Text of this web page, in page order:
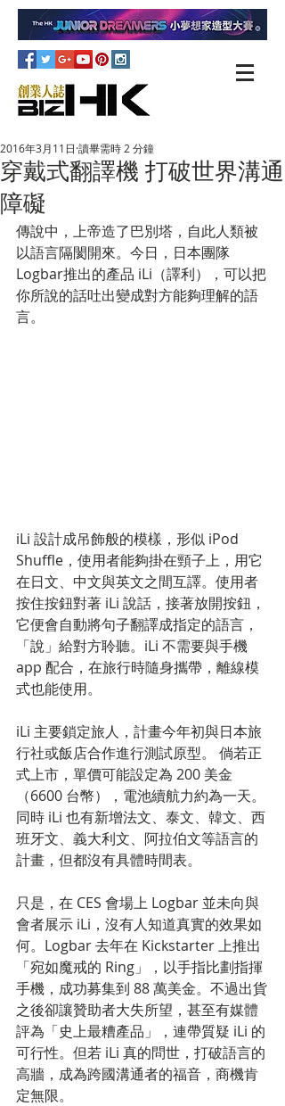
穿戴式翻譯機 打破世界溝通
障礙
2016年3月11日 讀畢需時 2 分鐘
傳說中，上帝造了巴別塔，自此人類被
以語言隔閡開來。今日，日本團隊
Logbar推出的產品 iLi（譯利），可以把
你所說的話吐出變成對方能夠理解的語
言。
iLi 設計成吊飾般的模樣，形似 iPod
Shuffle，使用者能夠掛在頸子上，用它
在日文、中文與英文之間互譯。使用者
按住按鈕對著 iLi 說話，接著放開按鈕，
它便會自動將句子翻譯成指定的語言，
「說」給對方聆聽。iLi 不需要與手機
app 配合，在旅行時隨身攜帶，離線模
式也能使用。
iLi 主要鎖定旅人，計畫今年初與日本旅
行社或飯店合作進行測試原型。 倘若正
式上市，單價可能設定為 200 美金
（6600 台幣），電池續航力約為一天。
同時 iLi 也有新增法文、泰文、韓文、西
班牙文、義大利文、阿拉伯文等語言的
計畫，但都沒有具體時間表。
只是，在 CES 會場上 Logbar 並未向與
會者展示 iLi，沒有人知道真實的效果如
何。Logbar 去年在 Kickstarter 上推出
「宛如魔戒的 Ring」，以手指比劃指揮
手機，成功募集到 88 萬美金。不過出貨
之後卻讓贊助者大失所望，甚至有媒體
評為「史上最糟產品」，連帶質疑 iLi 的
可行性。但若 iLi 真的問世，打破語言的
高牆，成為跨國溝通者的福音，商機肯
定無限。